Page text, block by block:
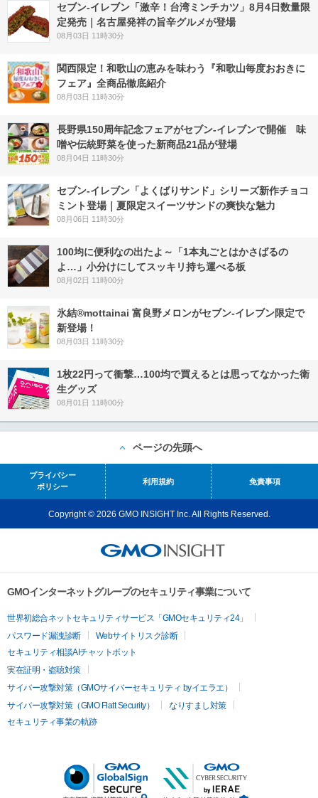
セブン-イレブン「激辛！台湾ミンチカツ」8月4日数量限
定発売｜名古屋発祥の旨辛グルメが登場
08月03日 11時30分
関西限定！和歌山の恵みを味わう『和歌山毎度おおきに
フェア』全商品徹底紹介
08月03日 11時30分
長野県150周年記念フェアがセブン-イレブンで開催 味
噌や伝統野菜を使った新商品21品が登場
08月04日 11時30分
セブン‐イレブン「よくばりサンド」シリーズ新作チョコ
ミント登場｜夏限定スイーツサンドの爽快な魅力
08月06日 11時30分
100均に便利なの出たよ～「1本丸ごとはかさばるの
よ…」小分けにしてスッキリ持ち運べる板
08月02日 11時00分
氷結®mottainai 富良野メロンがセブン‐イレブン限定で
新登場！
08月03日 11時30分
1枚22円って衝撃…100均で買えるとは思ってなかった衛
生グッズ
08月01日 11時00分
ページの先頭へ
プライバシー
ポリシー
利用規約 免責事項
Copyright © 2026 GMO INSIGHT Inc. All Rights Reserved.
GMOインターネットグループのセキュリティ事業について
世界初総合ネットセキュリティサービス「GMOセキュリティ24」
パスワード漏洩診断
Webサイトリスク診断
セキュリティ相談AIチャットボット
実在証明・盗聴対策
サイバー攻撃対策（GMOサイバーセキュリティ byイエラエ）
サイバー攻撃対策（GMO Flatt Security）
なりすまし対策
セキュリティ事業の軌跡